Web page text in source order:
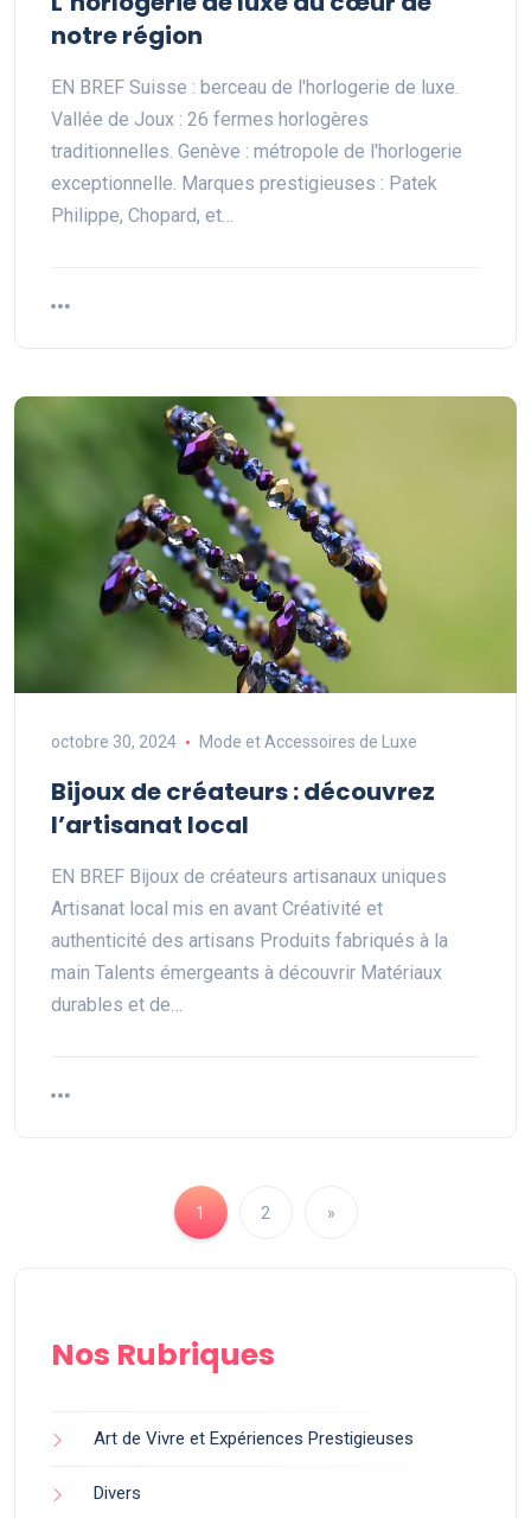
notre région
EN BREF Suisse : berceau de l'horlogerie de luxe.
Vallée de Joux : 26 fermes horlogères
traditionnelles. Genève : métropole de l'horlogerie
exceptionnelle. Marques prestigieuses : Patek
Philippe, Chopard, et…
octobre 30, 2024 Mode et Accessoires de Luxe
Bijoux de créateurs : découvrez
l’artisanat local
EN BREF Bijoux de créateurs artisanaux uniques
Artisanat local mis en avant Créativité et
authenticité des artisans Produits fabriqués à la
main Talents émergeants à découvrir Matériaux
durables et de…
1 2 »
Nos Rubriques
Art de Vivre et Expériences Prestigieuses
Divers